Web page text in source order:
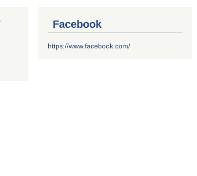
Facebook
https://www.facebook.com/